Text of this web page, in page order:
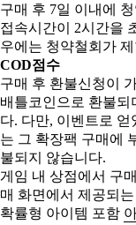
구매 후 7일 이내에
접속시간이 2시간을
우에는 청약철회가
COD점수
구매 후 환불신청이
배틀코인으로 환불되
다. 다만, 이벤트로 얻
는 그 확장팩 구매에
불되지 않습니다.
게임 내 상점에서 구
매 화면에서 제공되
확률형 아이템 포함